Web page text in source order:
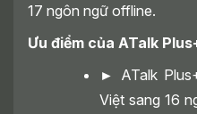
17 ngôn ngữ offline.
Ưu điểm của ATalk
► ATalk
Việt sang 16